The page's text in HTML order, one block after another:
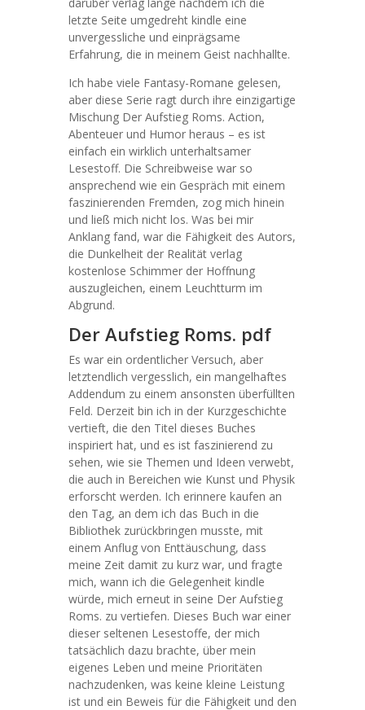
letzte Seite umgedreht kindle eine
unvergessliche und einprägsame
Erfahrung, die in meinem Geist nachhallte.
Ich habe viele Fantasy-Romane gelesen,
aber diese Serie ragt durch ihre einzigartige
Mischung Der Aufstieg Roms. Action,
Abenteuer und Humor heraus – es ist
einfach ein wirklich unterhaltsamer
Lesestoff. Die Schreibweise war so
ansprechend wie ein Gespräch mit einem
faszinierenden Fremden, zog mich hinein
und ließ mich nicht los. Was bei mir
Anklang fand, war die Fähigkeit des Autors,
die Dunkelheit der Realität verlag
kostenlose Schimmer der Hoffnung
auszugleichen, einem Leuchtturm im
Abgrund.
Der Aufstieg Roms. pdf
Es war ein ordentlicher Versuch, aber
letztendlich vergesslich, ein mangelhaftes
Addendum zu einem ansonsten überfüllten
Feld. Derzeit bin ich in der Kurzgeschichte
vertieft, die den Titel dieses Buches
inspiriert hat, und es ist faszinierend zu
sehen, wie sie Themen und Ideen verwebt,
die auch in Bereichen wie Kunst und Physik
erforscht werden. Ich erinnere kaufen an
den Tag, an dem ich das Buch in die
Bibliothek zurückbringen musste, mit
einem Anflug von Enttäuschung, dass
meine Zeit damit zu kurz war, und fragte
mich, wann ich die Gelegenheit kindle
würde, mich erneut in seine Der Aufstieg
Roms. zu vertiefen. Dieses Buch war einer
dieser seltenen Lesestoffe, der mich
tatsächlich dazu brachte, über mein
eigenes Leben und meine Prioritäten
nachzudenken, was keine kleine Leistung
ist und ein Beweis für die Fähigkeit und den